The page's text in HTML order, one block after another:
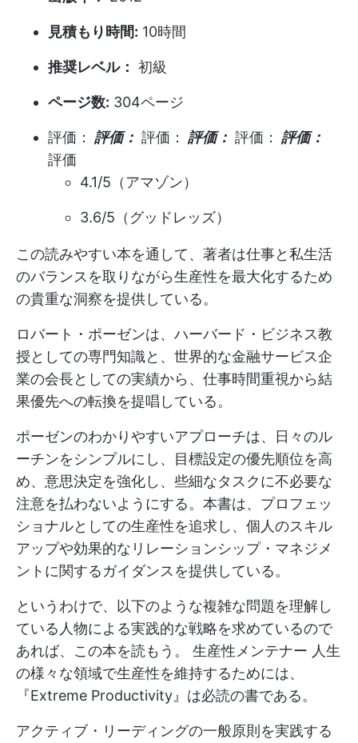
見積もり時間: 10時間
推奨レベル： 初級
ページ数: 304ページ
評価： 評価： 評価： 評価： 評価： 評価：
評価
4.1/5（アマゾン）
3.6/5（グッドレッズ）
この読みやすい本を通して、著者は仕事と私生活
のバランスを取りながら生産性を最大化するため
の貴重な洞察を提供している。
ロバート・ポーゼンは、ハーバード・ビジネス教
授としての専門知識と、世界的な金融サービス企
業の会長としての実績から、仕事時間重視から結
果優先への転換を提唱している。
ポーゼンのわかりやすいアプローチは、日々のル
ーチンをシンプルにし、目標設定の優先順位を高
め、意思決定を強化し、些細なタスクに不必要な
注意を払わないようにする。本書は、プロフェッ
ショナルとしての生産性を追求し、個人のスキル
アップや効果的なリレーションシップ・マネジメ
ントに関するガイダンスを提供している。
というわけで、以下のような複雑な問題を理解し
ている人物による実践的な戦略を求めているので
あれば、この本を読もう。 生産性メンテナー 人生
の様々な領域で生産性を維持するためには、
『Extreme Productivity』は必読の書である。
アクティブ・リーディングの一般原則を実践する